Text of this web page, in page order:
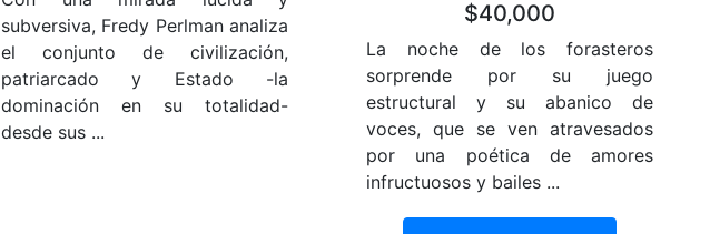
subversiva, Fredy Perlman analiza
el conjunto de civilización,
patriarcado y Estado -la
dominación en su totalidad-
desde sus ...
$40,000
La noche de los forasteros
sorprende por su juego
estructural y su abanico de
voces, que se ven atravesados
por una poética de amores
infructuosos y bailes ...